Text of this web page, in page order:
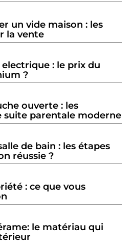
un vide maison : les
la vente
: le prix du
?
ouverte : les
suite parentale moderne
de bain : les étapes
réussie ?
: ce que vous
le matériau qui